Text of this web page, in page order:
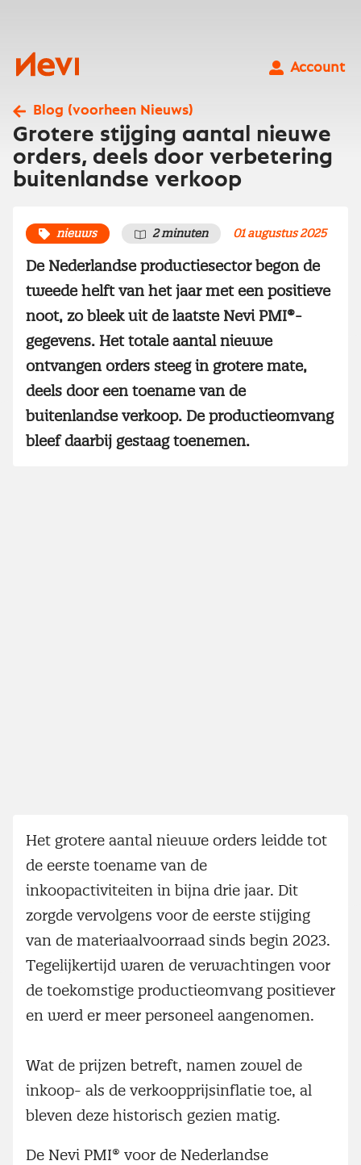
Nevi
Account
Blog (voorheen Nieuws)
Grotere stijging aantal nieuwe
orders, deels door verbetering
buitenlandse verkoop
nieuws 2 minuten 01 augustus 2025
De Nederlandse productiesector begon de
tweede helft van het jaar met een positieve
noot, zo bleek uit de laatste Nevi PMI®-
gegevens. Het totale aantal nieuwe
ontvangen orders steeg in grotere mate,
deels door een toename van de
buitenlandse verkoop. De productieomvang
bleef daarbij gestaag toenemen.
Het grotere aantal nieuwe orders leidde tot
de eerste toename van de
inkoopactiviteiten in bijna drie jaar. Dit
zorgde vervolgens voor de eerste stijging
van de materiaalvoorraad sinds begin 2023.
Tegelijkertijd waren de verwachtingen voor
de toekomstige productieomvang positiever
en werd er meer personeel aangenomen.
Wat de prijzen betreft, namen zowel de
inkoop- als de verkoopprijsinflatie toe, al
bleven deze historisch gezien matig.
De Nevi PMI® voor de Nederlandse